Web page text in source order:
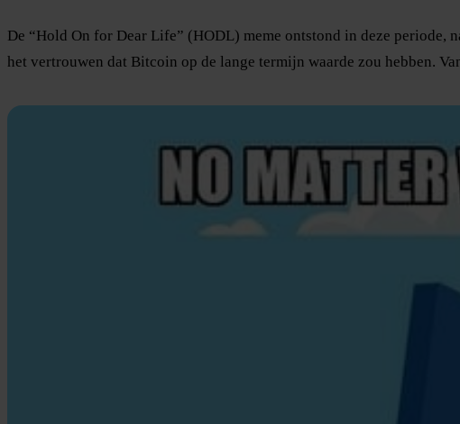
De “Hold On for Dear Life” (HODL) meme ontstond in deze periode,
het vertrouwen dat Bitcoin op de lange termijn waarde zou hebben.